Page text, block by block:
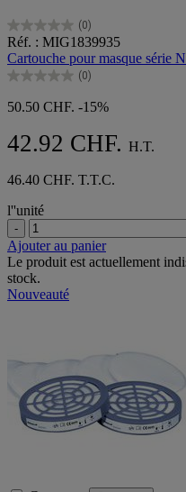
(0)
0.0
sur
5
étoiles.
Réf. : MIG1839935
Cartouche pour masque série
(0)
0.0
sur
5
50.50 CHF. -15%
42.92 CHF. H.T.
46.40 CHF. T.T.C.
l''unité
-
Ajouter au panier
Le produit est actuellement
stock.
Nouveauté